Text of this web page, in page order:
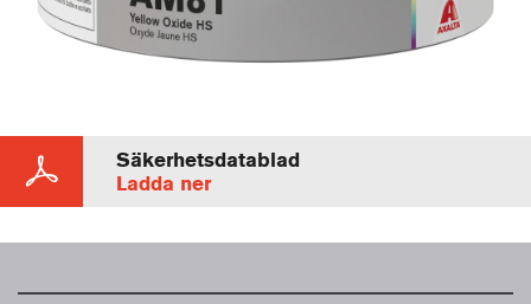
Säkerhetsdatablad
Ladda ner